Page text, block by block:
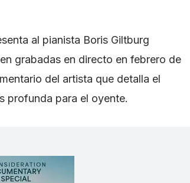
al pianista Boris Giltburg
grabadas en directo en febrero de
del artista que detalla el
profunda para el oyente.